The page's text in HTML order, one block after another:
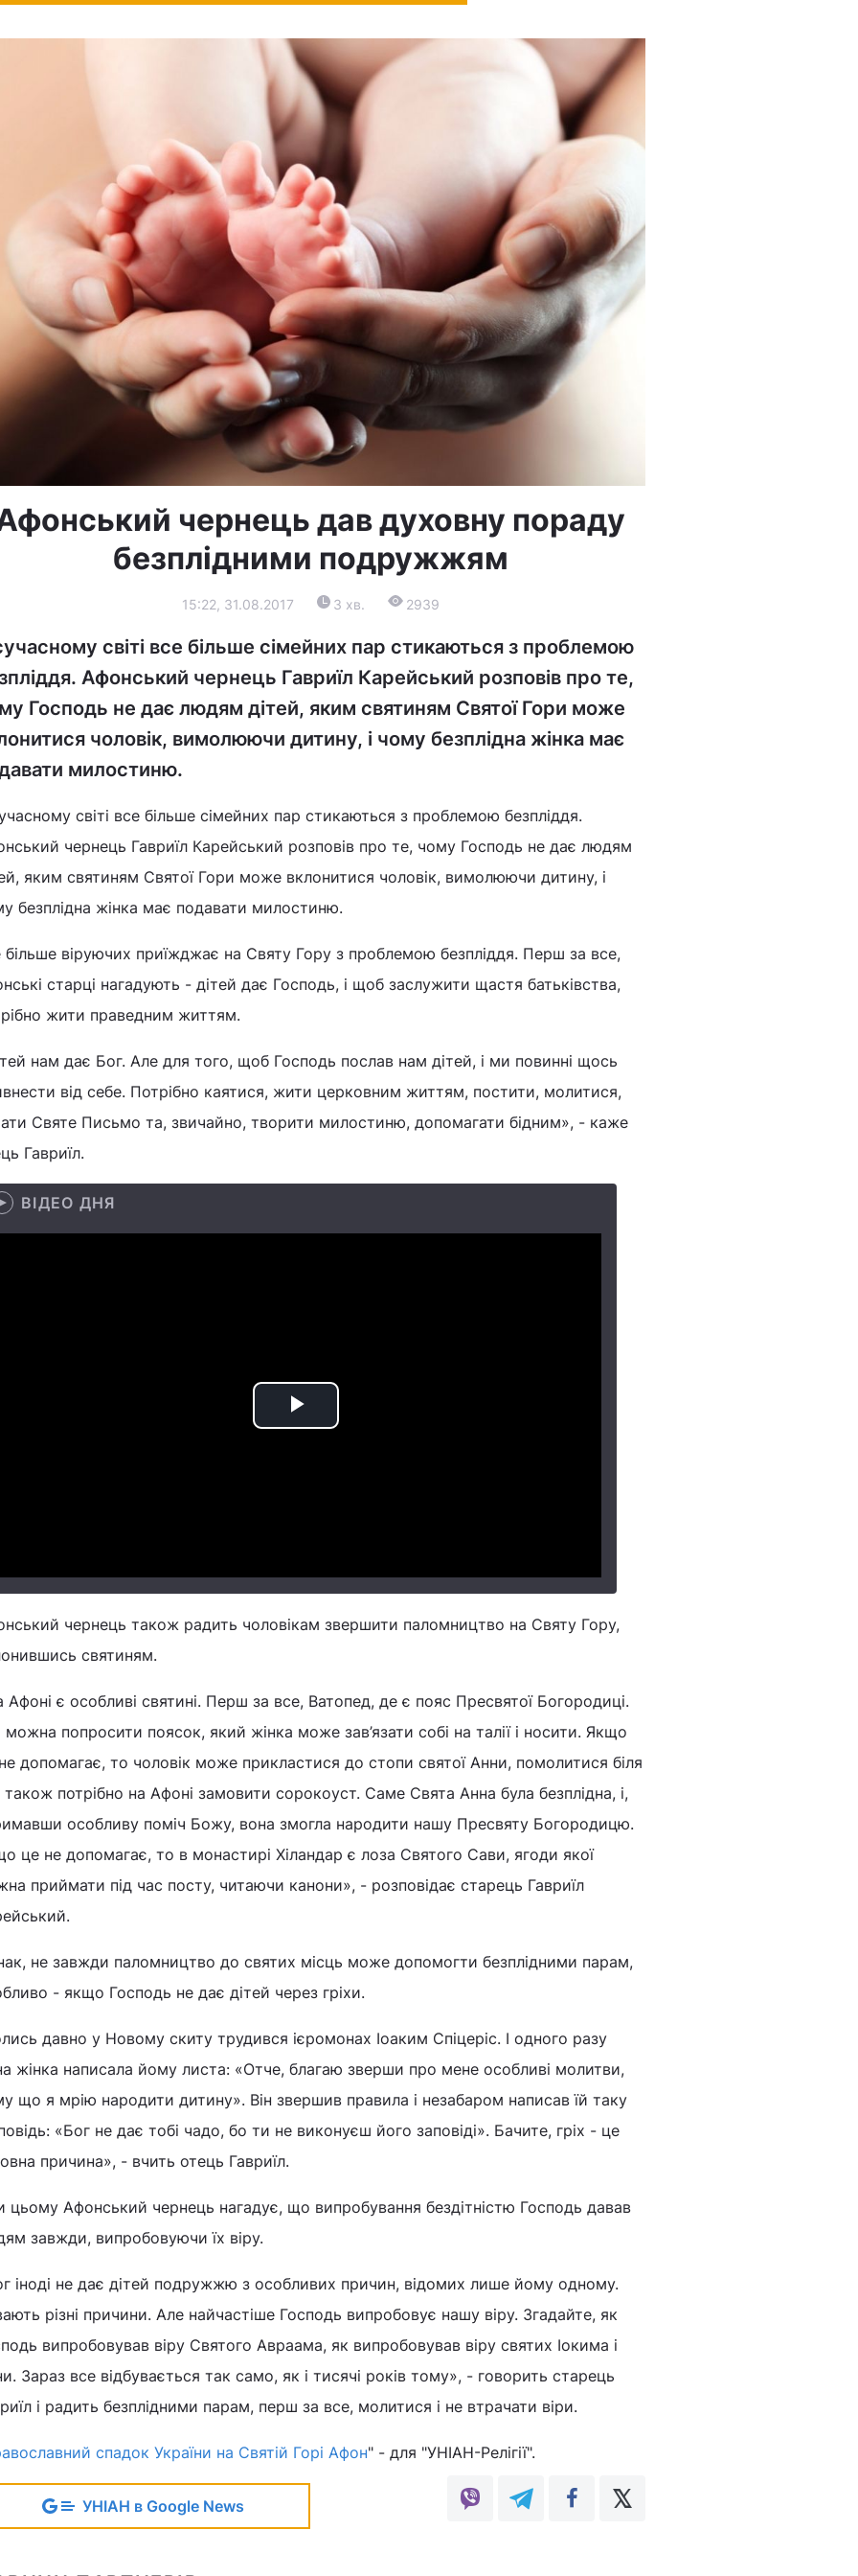
чернець дав духовну пораду
безплідними подружжям
15:22, 31.08.2017 3 хв. 2939
світі все більше сімейних пар стикаються з проблемою
Афонський чернець Гавриїл Карейський розповів про те,
Господь не дає людям дітей, яким святиням Святої Гори може
чоловік, вимолюючи дитину, і чому безплідна жінка має
милостиню.
світі все більше сімейних пар стикаються з проблемою безпліддя.
чернець Гавриїл Карейський розповів про те, чому Господь не дає людям
яким святиням Святої Гори може вклонитися чоловік, вимолюючи дитину, і
безплідна жінка має подавати милостиню.
більше віруючих приїжджає на Святу Гору з проблемою безпліддя. Перш за все,
старці нагадують - дітей дає Господь, і щоб заслужити щастя батьківства,
жити праведним життям.
нам дає Бог. Але для того, щоб Господь послав нам дітей, і ми повинні щось
від себе. Потрібно каятися, жити церковним життям, постити, молитися,
Святе Письмо та, звичайно, творити милостиню, допомагати бідним», - каже
Гавриїл.
ВІДЕО ДНЯ
Play
чернець також радить чоловікам звершити паломництво на Святу Гору,
святиням.
Афоні є особливі святині. Перш за все, Ватопед, де є пояс Пресвятої Богородиці.
можна попросити поясок, який жінка може зав’язати собі на талії і носити. Якщо
допомагає, то чоловік може прикластися до стопи святої Анни, помолитися біля
також потрібно на Афоні замовити сорокоуст. Саме Свята Анна була безплідна, і,
особливу поміч Божу, вона змогла народити нашу Пресвяту Богородицю.
це не допомагає, то в монастирі Хіландар є лоза Святого Сави, ягоди якої
приймати під час посту, читаючи канони», - розповідає старець Гавриїл
не завжди паломництво до святих місць може допомогти безплідними парам,
- якщо Господь не дає дітей через гріхи.
давно у Новому скиту трудився ієромонах Іоаким Спіцеріс. І одного разу
жінка написала йому листа: «Отче, благаю зверши про мене особливі молитви,
що я мрію народити дитину». Він звершив правила і незабаром написав їй таку
«Бог не дає тобі чадо, бо ти не виконуєш його заповіді». Бачите, гріх - це
причина», - вчить отець Гавриїл.
цьому Афонський чернець нагадує, що випробування бездітністю Господь давав
завжди, випробовуючи їх віру.
іноді не дає дітей подружжю з особливих причин, відомих лише йому одному.
різні причини. Але найчастіше Господь випробовує нашу віру. Згадайте, як
випробовував віру Святого Авраама, як випробовував віру святих Іокима і
Зараз все відбувається так само, як і тисячі років тому», - говорить старець
і радить безплідними парам, перш за все, молитися і не втрачати віри.
спадок України на Святій Горі Афон" - для "УНІАН-Релігії".
УНІАН в Google News